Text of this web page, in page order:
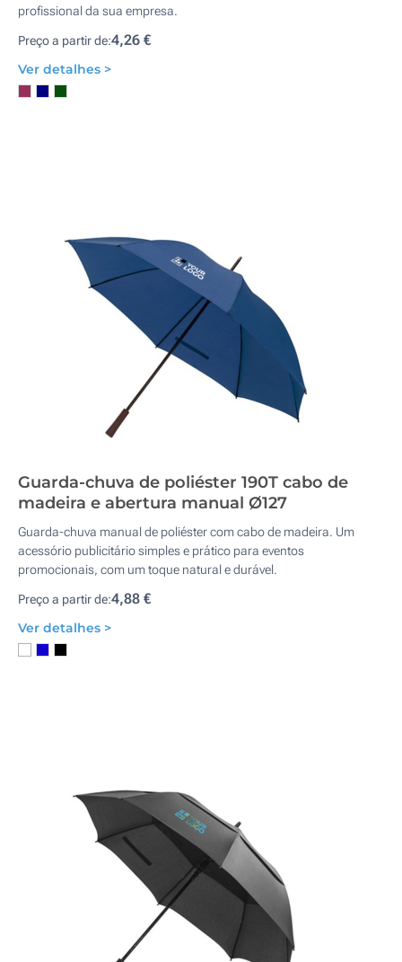
profissional da sua empresa.
Preço a partir de:4,26 €
Ver detalhes >
Guarda-chuva de poliéster 190T cabo de
madeira e abertura manual Ø127
Guarda-chuva manual de poliéster com cabo de madeira. Um
acessório publicitário simples e prático para eventos
promocionais, com um toque natural e durável.
Preço a partir de:4,88 €
Ver detalhes >